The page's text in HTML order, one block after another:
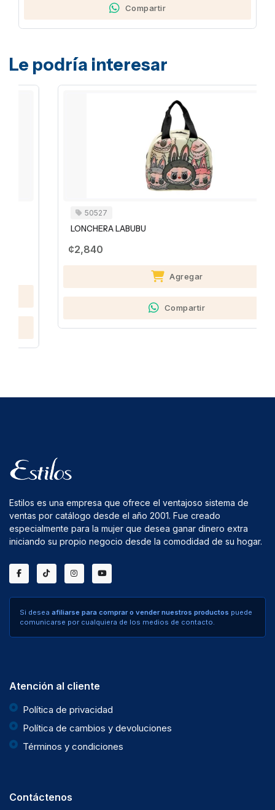
Compartir
Le podría interesar
LONCHERA LABUBU
Agregar
Compartir
Estilos es una empresa que ofrece el ventajoso sistema de
ventas por catálogo desde el año 2001. Fue creado
especialmente para la mujer que desea ganar dinero extra
iniciando su propio negocio desde la comodidad de su hogar.
Si desea afiliarse para comprar o vender nuestros productos puede
comunicarse por cualquiera de los medios de contacto.
Atención al cliente
Política de privacidad
Política de cambios y devoluciones
Términos y condiciones
Contáctenos